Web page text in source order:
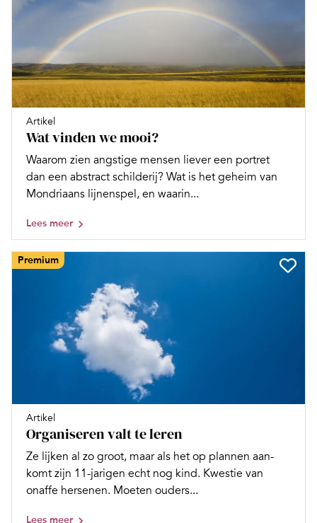
Artikel
Wat vinden we mooi?
Waarom zien angstige mensen liever een portret
dan een abstract schilderij? Wat is het geheim van
Mondriaans lijnenspel, en waarin...
Lees meer
Premium
Artikel
Organiseren valt te leren
Ze lijken al zo groot, maar als het op plannen aan­
komt zijn 11-jarigen echt nog kind. Kwestie van
onaffe hersenen. Moeten ouders...
Lees meer